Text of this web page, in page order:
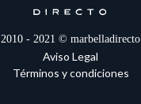
2010 - 2021 © marbelladirecto
Aviso Legal
Términos y condiciones